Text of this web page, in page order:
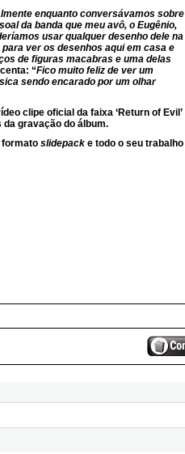
enquanto conversávamos sobre
da banda que meu avô, o Eugênio,
usar qualquer desenho dele na
ver os desenhos aqui em casa e
de figuras macabras e uma delas
“Fico muito feliz de ver um
sendo encarado por um olhar
clipe oficial da faixa ‘Return of Evil’
da gravação do álbum.
formato slidepacke todo o seu trabalho